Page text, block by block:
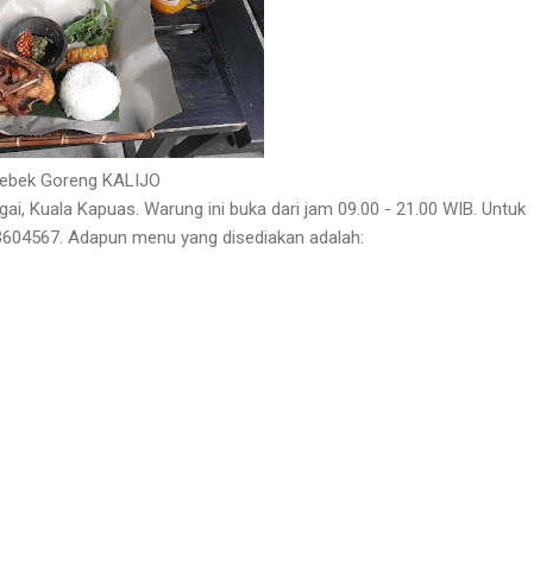
Goreng KALIJO
Kuala Kapuas. Warung ini buka dari jam 09.00 - 21.00 WIB. Untuk
Adapun menu yang disediakan adalah: